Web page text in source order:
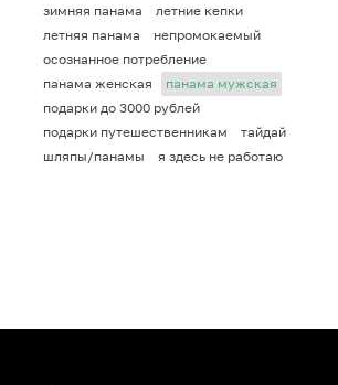
зимняя панама
летние кепки
летняя панама
непромокаемый
осознанное потребление
панама женская
панама мужская
подарки до 3000 рублей
подарки путешественникам
тайдай
шляпы/панамы
я здесь не работаю